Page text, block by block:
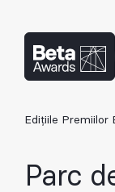
Edițiile Premiilor
Parc